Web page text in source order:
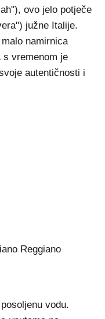
ovo jelo potječe
južne Italije.
namirnica
s vremenom je
autentičnosti i
Reggiano
vodu.